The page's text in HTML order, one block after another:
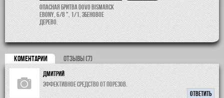
Опасная бритва Dovo Bismarck
EBONY, 6/8 ", 1/1, эбеновое
дерево.
КОМЕНТАРИИ ОТЗЫВЫ (7)
Дмитрий
Эффективное средство от порезов.
ОТВЕТИТЬ